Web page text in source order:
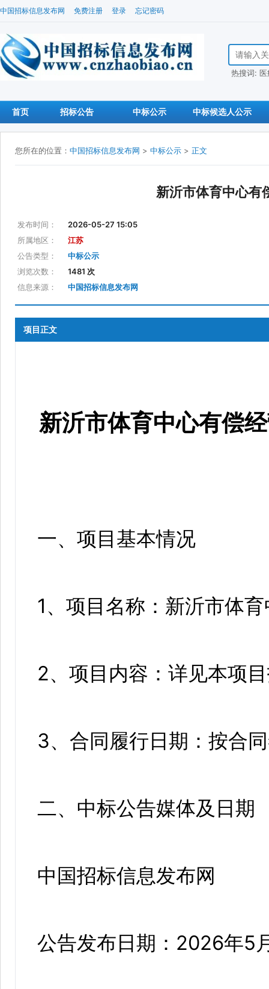
中国招标信息发布网 免费注册 登录 忘记密码
搜索招标信
热搜词:
首页 招标公告 中标公示 中标候选人公示
您所在的位置： 中国招标信息发布网 > 中标公示 > 正文
新沂市体育中心有
发布时间：
2026-05-27 15:05
所属地区：
江苏
公告类型：
中标公示
浏览次数：
1481 次
信息来源：
中国招标信息发布网
项目正文